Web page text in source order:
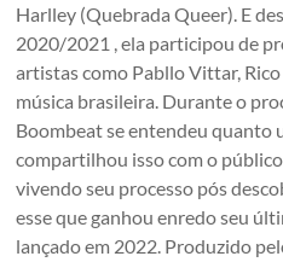
Harlley (Quebrada Queer). E
2020/2021 , ela participou de
artistas como Pabllo Vittar,
música brasileira. Durante o
Boombeat se entendeu quanto
compartilhou isso com o
vivendo seu processo pós
esse que ganhou enredo seu
lançado em 2022. Produzido